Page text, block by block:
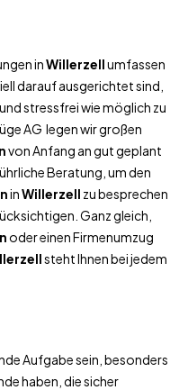
inWillerzellumfassen
darauf ausgerichtet sind,
stressfrei wie möglich zu
AG legen wir großen
von Anfang an gut geplant
Beratung, um den
inWillerzell zu besprechen
Ganz gleich,
oder einen Firmenumzug
steht Ihnen bei jedem
Aufgabe sein, besonders
haben, die sicher